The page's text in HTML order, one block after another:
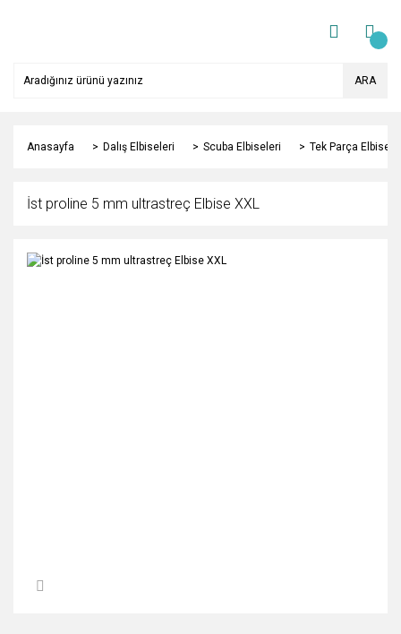
ARA
Anasayfa Dalış Elbiseleri Scuba Elbiseleri Tek Parça
İst proline 5 mm ultrastreç Elbise XXL